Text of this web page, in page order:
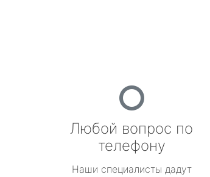
Любой вопрос по
телефону
Наши специалисты дадут